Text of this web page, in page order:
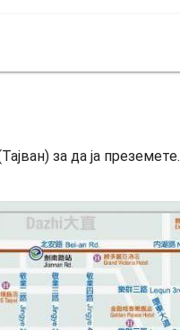
за да ја преземете.